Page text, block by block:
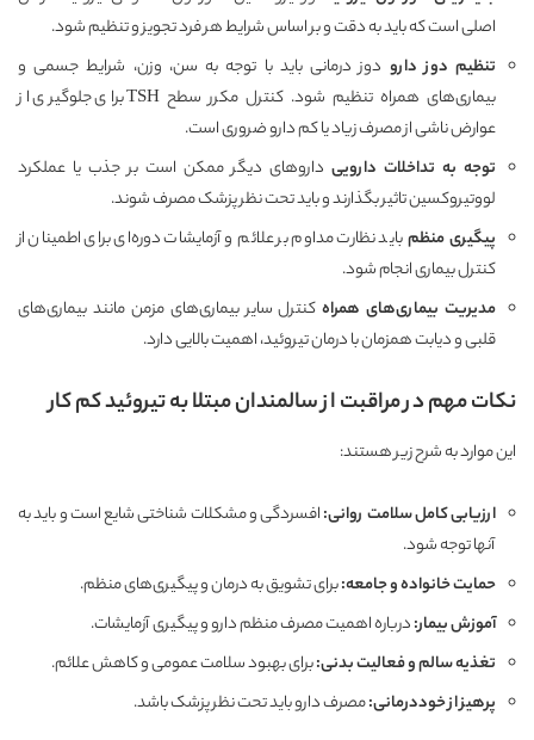
اصلی است که باید به دقت و بر اساس شرایط هر فرد تجویز و تنظیم شود.
تنظیم دوز دارو دوز درمانی باید با توجه به سن، وزن، شرایط جسمی و
بیماری‌های همراه تنظیم شود. کنترل مکرر سطح TSH برای جلوگیری از
عوارض ناشی از مصرف زیاد یا کم دارو ضروری است.
توجه به تداخلات دارویی داروهای دیگر ممکن است بر جذب یا عملکرد
لووتیروکسین تاثیر بگذارند و باید تحت نظر پزشک مصرف شوند.
پیگیری منظمباید نظارت مداوم بر علائم و آزمایشات دوره‌ای برای اطمینان از
کنترل بیماری انجام شود.
مدیریت بیماری‌های همراه کنترل سایر بیماری‌های مزمن مانند بیماری‌های
قلبی و دیابت همزمان با درمان تیروئید، اهمیت بالایی دارد.
نکات مهم در مراقبت از سالمندان مبتلا به تیروئید کم کار
این موارد به شرح زیر هستند:
ارزیابی کامل سلامت روانی:افسردگی و مشکلات شناختی شایع است و باید به
آنها توجه شود.
حمایت خانواده و جامعه:برای تشویق به درمان و پیگیری‌های منظم.
آموزش بیمار:درباره اهمیت مصرف منظم دارو و پیگیری آزمایشات.
تغذیه سالم و فعالیت بدنی:برای بهبود سلامت عمومی و کاهش علائم.
پرهیز از خوددرمانی:مصرف دارو باید تحت نظر پزشک باشد.